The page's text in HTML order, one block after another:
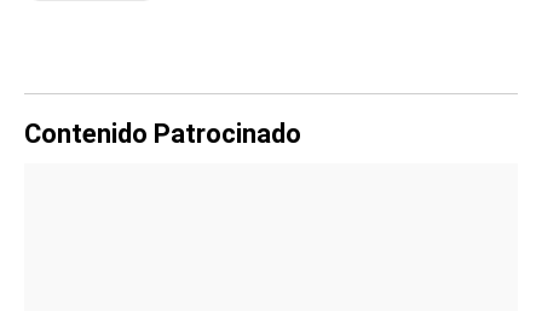
Contenido Patrocinado